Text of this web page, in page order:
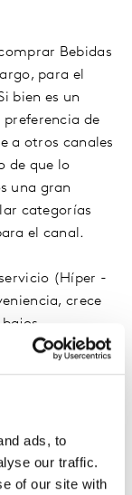
ads, to
our traffic.
of our site with
Bebidas
para el
bien es un
de
a otros canales
de que lo
una gran
categorías
el canal.
(Híper -
crece